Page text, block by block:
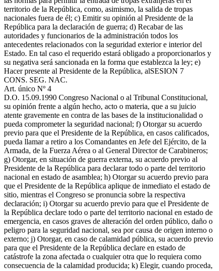
territorio de la República, como, asimismo, la salida de tropas
nacionales fuera de él; c) Emitir su opinión al Presidente de la
República para la declaración de guerra; d) Recabar de las
autoridades y funcionarios de la administración todos los
antecedentes relacionados con la seguridad exterior e interior del
Estado. En tal caso el requerido estará obligado a proporcionarlos y
su negativa será sancionada en la forma que establezca la ley; e)
Hacer presente al Presidente de la República, alSESION 7
CONS. SEG. NAC.
Art. único Nº 4
D.O. 15.09.1990 Congreso Nacional o al Tribunal Constitucional,
su opinión frente a algún hecho, acto o materia, que a su juicio
atente gravemente en contra de las bases de la institucionalidad o
pueda comprometer la seguridad nacional; f) Otorgar su acuerdo
previo para que el Presidente de la República, en casos calificados,
pueda llamar a retiro a los Comandantes en Jefe del Ejército, de la
Armada, de la Fuerza Aérea o al General Director de Carabineros;
g) Otorgar, en situación de guerra externa, su acuerdo previo al
Presidente de la República para declarar todo o parte del territorio
nacional en estado de asamblea; h) Otorgar su acuerdo previo para
que el Presidente de la República aplique de inmediato el estado de
sitio, mientras el Congreso se pronuncia sobre la respectiva
declaración; i) Otorgar su acuerdo previo para que el Presidente de
la República declare todo o parte del territorio nacional en estado de
emergencia, en casos graves de alteración del orden público, daño o
peligro para la seguridad nacional, sea por causa de origen interno o
externo; j) Otorgar, en caso de calamidad pública, su acuerdo previo
para que el Presidente de la República declare en estado de
catástrofe la zona afectada o cualquier otra que lo requiera como
consecuencia de la calamidad producida; k) Elegir, cuando proceda,